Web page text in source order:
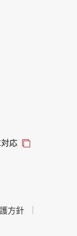
応
方針